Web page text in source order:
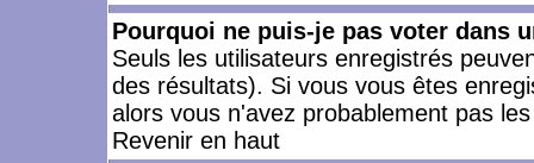
Pourquoi ne puis-je pas voter dans
Seuls les utilisateurs enregistrés
des résultats). Si vous vous êtes
alors vous n'avez probablement pas
Revenir en haut